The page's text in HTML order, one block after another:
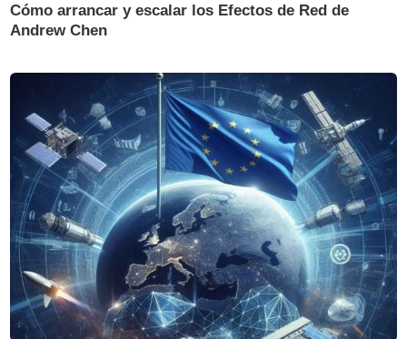
Cómo arrancar y escalar los Efectos de Red de
Andrew Chen